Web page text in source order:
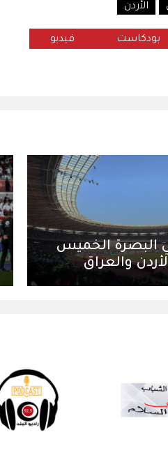
الأردن
بودكاست فيديو
البصرة الخميس
والعراق